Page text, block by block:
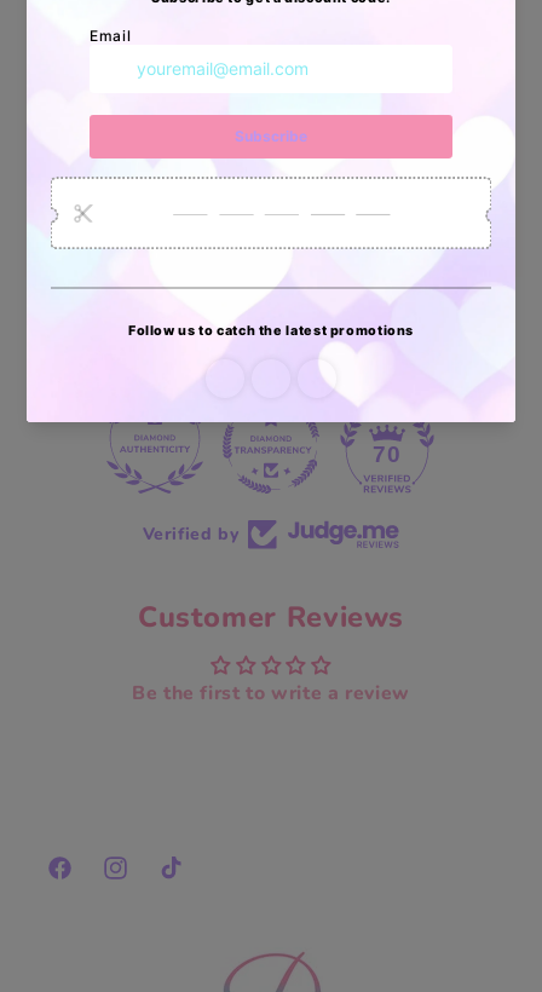
34872
Artículos
6032
Pedidos
2618
Clientes
70
Verified by
Customer Reviews
Be the first to write a review
FacebookInstagramTikTok